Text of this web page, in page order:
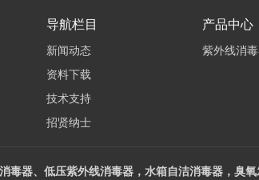
导航栏目
新闻动态
资料下载
技术支持
招贤纳士
产品中心
紫外线消
毒器、低压紫外线消毒器，水箱自洁消毒器，臭